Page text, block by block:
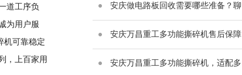
道工序负
为用户服
机可靠稳定
，上百家用
工...安庆做电路板回收需要哪些准备？聊
聊...安庆万昌重工多功能撕碎机售后保障
详...安庆万昌重工多功能撕碎机，适配多